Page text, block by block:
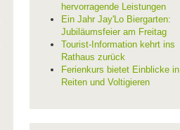
hervorragende Leistungen
Ein Jahr Jay'Lo Biergarten:
Jubiläumsfeier am Freitag
Tourist-Information kehrt ins
Rathaus zurück
Ferienkurs bietet Einblicke in
Reiten und Voltigieren